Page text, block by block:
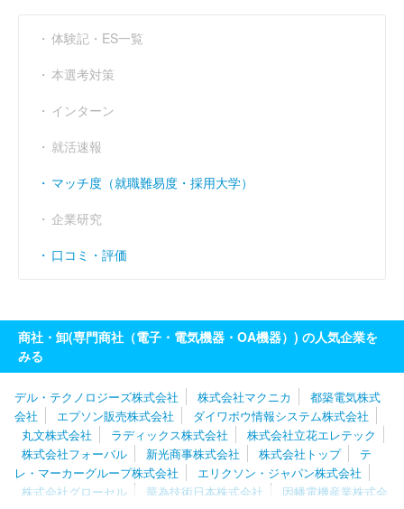
経常利益率
体験記・ES一覧
本選考対策
インターン
就活速報
マッチ度（就職難易度・採用大学）
企業研究
口コミ・評価
商社・卸(専門商社（電子・電気機器・OA機器）) の人気企業を
みる
デル・テクノロジーズ株式会社 株式会社マクニカ
都築電気株式
会社
エプソン販売株式会社
ダイワボウ情報システム株式会社
丸文株式会社
ラディックス株式会社
株式会社立花エレテック
株式会社フォーバル
新光商事株式会社 株式会社トップ
テ
レ・マーカーグループ株式会社
エリクソン・ジャパン株式会社
株式会社グローセル
華為技術日本株式会社
因幡電機産業株式会